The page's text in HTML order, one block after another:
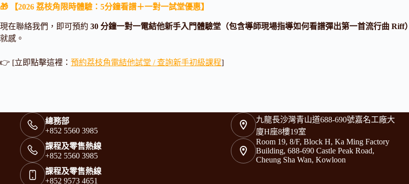
🎁 【2026 荔枝角限時體驗：5分鐘看譜＋一對一試堂優惠】
現在聯絡我們，即可預約 30 分鐘一對一電結他新手入門體驗堂（包含導師現場指導如何看譜彈出第一首流行曲 Riff）
就感。
👉 [立即點擊這裡： 預約荔枝角電結他試堂 / 查詢新手初級課程]
總務部
+852 5560 3985
課程及零售熱線
+852 5560 3985
課程及零售熱線
+852 9573 4651
九龍長沙灣青山道688-690號嘉名工廠大
廈H座8樓19室
Room 19, 8/F, Block H, Ka Ming Factory
Building, 688-690 Castle Peak Road,
Cheung Sha Wan, Kowloon